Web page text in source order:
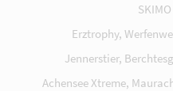
Erztrophy,
Jennerstier,
Achensee Xtreme,